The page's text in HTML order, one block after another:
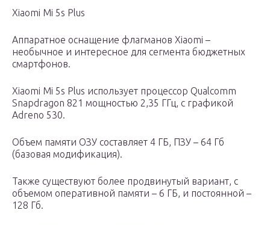
Xiaomi Mi 5s Plus
Аппаратное оснащение флагманов Xiaomi –
необычное и интересное для сегмента бюджетных
смартфонов.
Xiaomi Mi 5s Plus использует процессор Qualcomm
Snapdragon 821 мощностью 2,35 ГГц, с графикой
Adreno 530.
Объем памяти ОЗУ составляет 4 ГБ, ПЗУ – 64 Гб
(базовая модификация).
Также существуют более продвинутый вариант, с
объемом оперативной памяти – 6 ГБ, и постоянной –
128 Гб.